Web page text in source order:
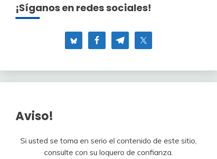
¡Síganos en redes sociales!
Aviso!
Si usted se toma en serio el contenido de este sitio,
consulte con su loquero de confianza.